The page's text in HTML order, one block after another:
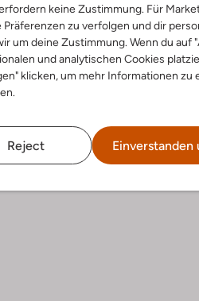
keine Zustimmung. Für
zu verfolgen und dir
um deine Zustimmung. Wenn du auf
und analytischen Cookies
klicken, um mehr Informationen zu
Reject